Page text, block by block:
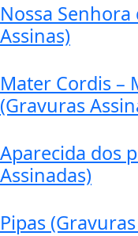
Nossa
Assinas)
Mater Cordis –
(Gravuras
Aparecida dos
Assinadas)
Pipas